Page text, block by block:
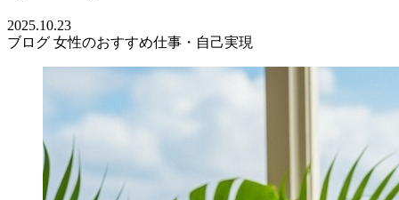
2025.10.23
ブログ 女性のおすすめ仕事・自己実現